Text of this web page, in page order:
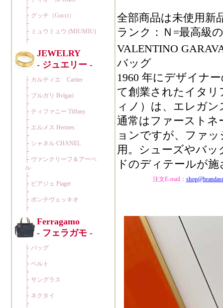
全部商品は未使用新
ランク：Ｎ=最高級
VALENTINO
バッグ
1960 年にデザイナー
て創業されたイタリ
ィノ）は、エレガ
通常はファーストネ
ョンですが、ファ
用。シューズやバ
ドのディテールが
注文E-mail：